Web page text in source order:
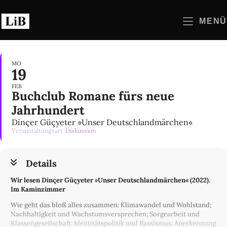
Inhalt
springen
MENÜ
MO
19
FEB
Buchclub Romane fürs neue
Jahrhundert
Dinçer Güçyeter »Unser Deutschlandmärchen«
Veranstaltungsart Diskussion
Details
Wir lesen Dinçer Güçyeter »Unser Deutschlandmärchen« (2022).
Im Kaminzimmer
Wie geht das bloß alles zusammen: Klimawandel und Wohlstand;
Nachhaltigkeit und Wachstumsversprechen; Sorgearbeit und
Klassengesellschaft; Identitätspolitik und Rassismus; Anerkennung